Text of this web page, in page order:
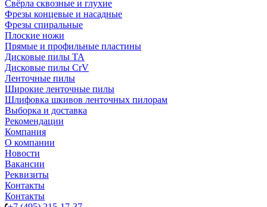
Свёрла сквозные и глухие
Фрезы концевые и насадные
Фрезы спиральные
Плоские ножи
Прямые и профильные пластины
Дисковые пилы TA
Дисковые пилы CrV
Ленточные пилы
Широкие ленточные пилы
Шлифовка шкивов ленточных пилорам
Выборка и доставка
Рекомендации
Компания
О компании
Новости
Вакансии
Реквизиты
Контакты
Контакты